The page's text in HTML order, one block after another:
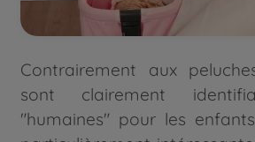
Contrairement aux
sont clairement
"humaines" pour les